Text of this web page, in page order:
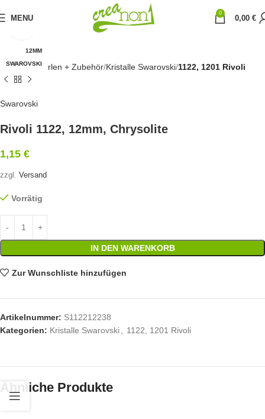
MENU
0
0,00 €
12MM
SWAROVSKI
Startseite Perlen + Zubehör Kristalle Swarovski 1122, 1201 Rivoli
Swarovski
Rivoli 1122, 12mm, Chrysolite
1,15 €
zzgl. Versand
Vorrätig
IN DEN WARENKORB
Zur Wunschliste hinzufügen
Artikelnummer: S112212238
Kategorien: Kristalle Swarovski 1122, 1201 Rivoli
Ähnliche Produkte